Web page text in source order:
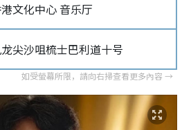
文化中心 音乐厅
尖沙咀梳士巴利道十号